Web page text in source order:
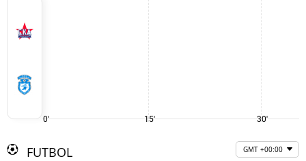
0' 15' 30'
FUTBOL GMT +00:00